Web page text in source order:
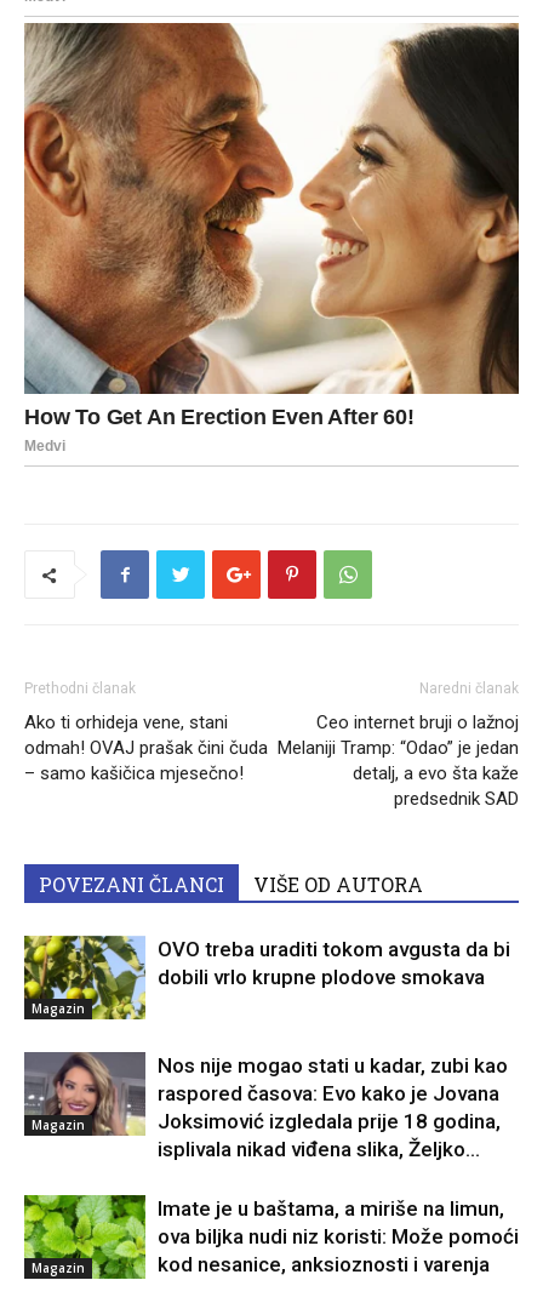
Prethodni članak
Ako ti orhideja vene, stani
odmah! OVAJ prašak čini čuda
– samo kašičica mjesečno!
Naredni članak
Ceo internet bruji o lažnoj
Melaniji Tramp: “Odao” je jedan
detalj, a evo šta kaže
predsednik SAD
POVEZANI ČLANCI VIŠE OD AUTORA
Magazin
OVO treba uraditi tokom avgusta da bi
dobili vrlo krupne plodove smokava
Magazin
Nos nije mogao stati u kadar, zubi kao
raspored časova: Evo kako je Jovana
Joksimović izgledala prije 18 godina,
isplivala nikad viđena slika, Željko...
Magazin
Imate je u baštama, a miriše na limun,
ova biljka nudi niz koristi: Može pomoći
kod nesanice, anksioznosti i varenja